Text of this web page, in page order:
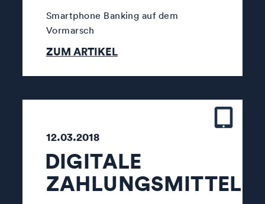
Smartphone Banking auf dem
Vormarsch
ZUM ARTIKEL
12.03.2018
DIGITALE
ZAHLUNGSMITTEL